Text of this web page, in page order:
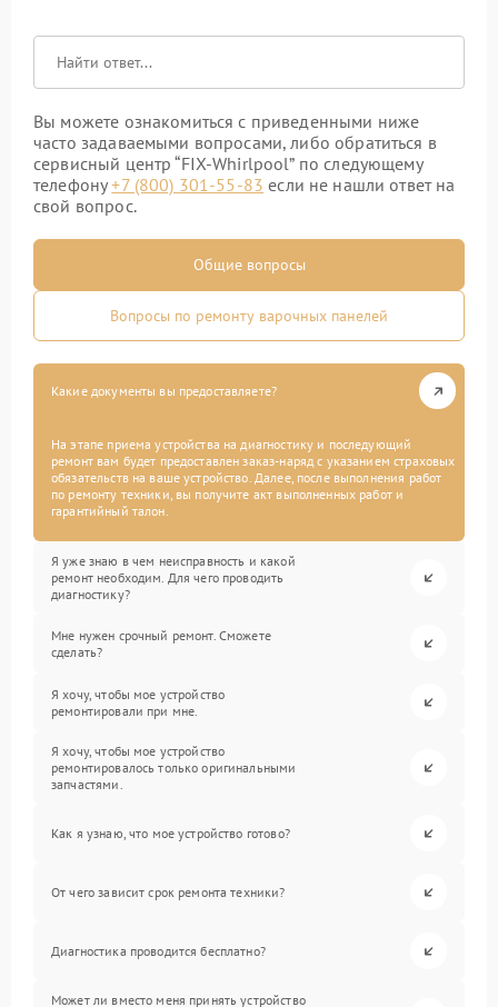
Вы можете ознакомиться с приведенными ниже
часто задаваемыми вопросами, либо обратиться в
сервисный центр “FIX-Whirlpool” по следующему
телефону+7 (800) 301-55-83 если не нашли ответ на
свой вопрос.
Общие вопросы
Вопросы по ремонту варочных панелей
Какие документы вы предоставляете?
На этапе приема устройства на диагностику и последующий
ремонт вам будет предоставлен заказ-наряд с указанием страховых
обязательств на ваше устройство. Далее, после выполнения работ
по ремонту техники, вы получите акт выполненных работ и
гарантийный талон.
Я уже знаю в чем неисправность и какой
ремонт необходим. Для чего проводить
диагностику?
Мне нужен срочный ремонт. Сможете
сделать?
Я хочу, чтобы мое устройство
ремонтировали при мне.
Я хочу, чтобы мое устройство
ремонтировалось только оригинальными
запчастями.
Как я узнаю, что мое устройство готово?
От чего зависит срок ремонта техники?
Диагностика проводится бесплатно?
Может ли вместо меня принять устройство